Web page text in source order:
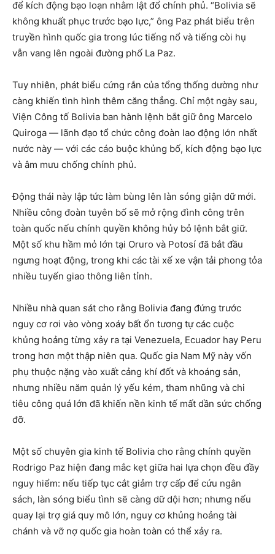
để kích động bạo loạn nhằm lật đổ chính phủ. “Bolivia sẽ
không khuất phục trước bạo lực,” ông Paz phát biểu trên
truyền hình quốc gia trong lúc tiếng nổ và tiếng còi hụ
vẫn vang lên ngoài đường phố La Paz.
Tuy nhiên, phát biểu cứng rắn của tổng thống dường như
càng khiến tình hình thêm căng thẳng. Chỉ một ngày sau,
Viện Công tố Bolivia ban hành lệnh bắt giữ ông Marcelo
Quiroga — lãnh đạo tổ chức công đoàn lao động lớn nhất
nước này — với các cáo buộc khủng bố, kích động bạo lực
và âm mưu chống chính phủ.
Động thái này lập tức làm bùng lên làn sóng giận dữ mới.
Nhiều công đoàn tuyên bố sẽ mở rộng đình công trên
toàn quốc nếu chính quyền không hủy bỏ lệnh bắt giữ.
Một số khu hầm mỏ lớn tại Oruro và Potosí đã bắt đầu
ngưng hoạt động, trong khi các tài xế xe vận tải phong tỏa
nhiều tuyến giao thông liên tỉnh.
Nhiều nhà quan sát cho rằng Bolivia đang đứng trước
nguy cơ rơi vào vòng xoáy bất ổn tương tự các cuộc
khủng hoảng từng xảy ra tại Venezuela, Ecuador hay Peru
trong hơn một thập niên qua. Quốc gia Nam Mỹ này vốn
phụ thuộc nặng vào xuất cảng khí đốt và khoáng sản,
nhưng nhiều năm quản lý yếu kém, tham nhũng và chi
tiêu công quá lớn đã khiến nền kinh tế mất dần sức chống
đỡ.
Một số chuyên gia kinh tế Bolivia cho rằng chính quyền
Rodrigo Paz hiện đang mắc kẹt giữa hai lựa chọn đều đầy
nguy hiểm: nếu tiếp tục cắt giảm trợ cấp để cứu ngân
sách, làn sóng biểu tình sẽ càng dữ dội hơn; nhưng nếu
quay lại trợ giá quy mô lớn, nguy cơ khủng hoảng tài
chánh và vỡ nợ quốc gia hoàn toàn có thể xảy ra.